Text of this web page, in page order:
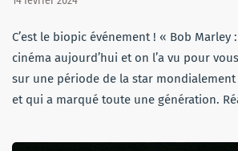
C’est le biopic événement ! « Bob Marley
cinéma aujourd’hui et on l’a vu pour
sur une période de la star
et qui a marqué toute une génération.